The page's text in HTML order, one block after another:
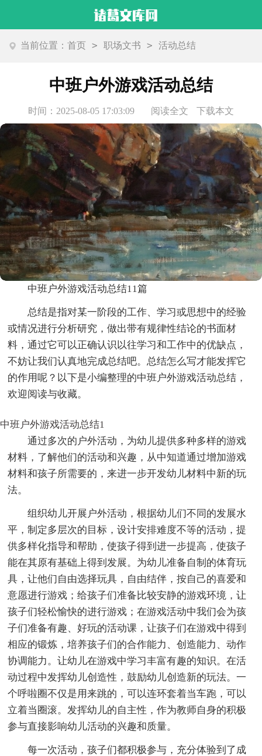
当前位置：首页 > 职场文书 > 活动总结
中班户外游戏活动总结
时间：2025-08-05 17:03:09 阅读全文 下载本文
中班户外游戏活动总结11篇
总结是指对某一阶段的工作、学习或思想中的经验
或情况进行分析研究，做出带有规律性结论的书面材
料，通过它可以正确认识以往学习和工作中的优缺点，
不妨让我们认真地完成总结吧。总结怎么写才能发挥它
的作用呢？以下是小编整理的中班户外游戏活动总结，
欢迎阅读与收藏。
中班户外游戏活动总结1
通过多次的户外活动，为幼儿提供多种多样的游戏
材料，了解他们的活动和兴趣，从中知道通过增加游戏
材料和孩子所需要的，来进一步开发幼儿材料中新的玩
法。
组织幼儿开展户外活动，根据幼儿们不同的发展水
平，制定多层次的目标，设计安排难度不等的活动，提
供多样化指导和帮助，使孩子得到进一步提高，使孩子
能在其原有基础上得到发展。为幼儿准备自制的体育玩
具，让他们自由选择玩具，自由结伴，按自己的喜爱和
意愿进行游戏；给孩子们准备比较安静的游戏环境，让
孩子们轻松愉快的进行游戏；在游戏活动中我们会为孩
子们准备有趣、好玩的活动课，让孩子们在游戏中得到
相应的锻炼，培养孩子们的合作能力、创造能力、动作
协调能力。让幼儿在游戏中学习丰富有趣的知识。在活
动过程中发挥幼儿创造性，鼓励幼儿创造新的玩法。一
个呼啦圈不仅是用来跳的，可以连环套着当车跑，可以
立着当圈滚。发挥幼儿的自主性，作为教师自身的积极
参与直接影响幼儿活动的兴趣和质量。
每一次活动，孩子们都积极参与，充分体验到了成